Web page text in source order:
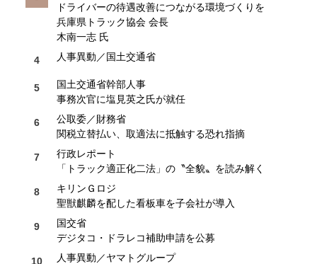
ドライバーの待遇改善につながる環境づくりを
兵庫県トラック協会 会長
木南一志 氏
人事異動／国土交通省
国土交通省幹部人事
事務次官に塩見英之氏が就任
公取委／財務省
関税立替払い、取適法に抵触する恐れ指摘
行政レポート
「トラック適正化二法」の〝全貌〟を読み解く
キリンＧロジ
聖獣麒麟を配した看板車を子会社が導入
国交省
デジタコ・ドラレコ補助申請を公募
人事異動／ヤマトグループ